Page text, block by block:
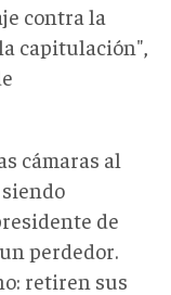
contra la
capitulación",
cámaras al
de
perdedor.
retiren sus